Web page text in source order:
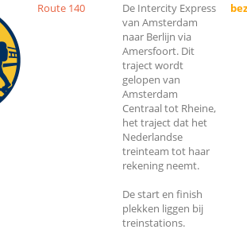
Route 140
De Intercity Express
van Amsterdam
naar Berlijn via
Amersfoort. Dit
traject wordt
gelopen van
Amsterdam
Centraal tot Rheine,
het traject dat het
Nederlandse
treinteam tot haar
rekening neemt.
De start en finish
plekken liggen bij
treinstations.